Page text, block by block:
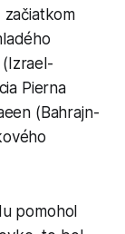
(Izrael-
Pierna
(Bahrajn-
pomohol